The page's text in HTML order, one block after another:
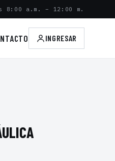
8:00 a.m. – 12:00 m.
INGRESAR